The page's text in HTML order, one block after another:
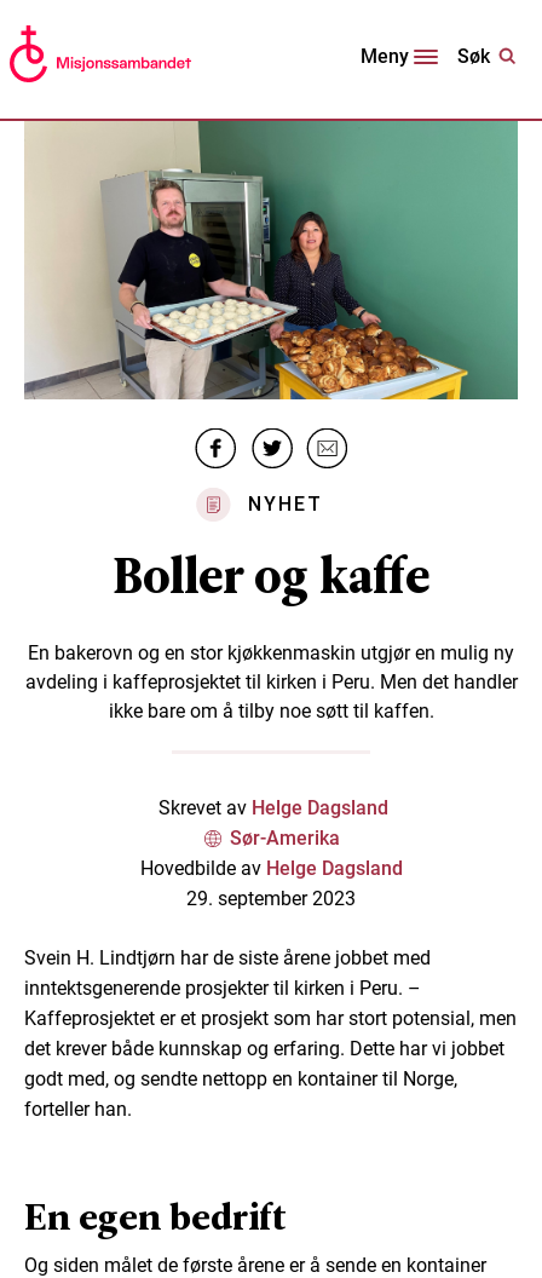
Meny Søk
NYHET
Boller og kaffe
En bakerovn og en stor kjøkkenmaskin utgjør en mulig ny
avdeling i kaffeprosjektet til kirken i Peru. Men det handler
ikke bare om å tilby noe søtt til kaffen.
Skrevet av Helge Dagsland
Sør-Amerika
Hovedbilde av Helge Dagsland
29. september 2023
Svein H. Lindtjørn har de siste årene jobbet med
inntektsgenerende prosjekter til kirken i Peru. –
Kaffeprosjektet er et prosjekt som har stort potensial, men
det krever både kunnskap og erfaring. Dette har vi jobbet
godt med, og sendte nettopp en kontainer til Norge,
forteller han.
En egen bedrift
Og siden målet de første årene er å sende en kontainer